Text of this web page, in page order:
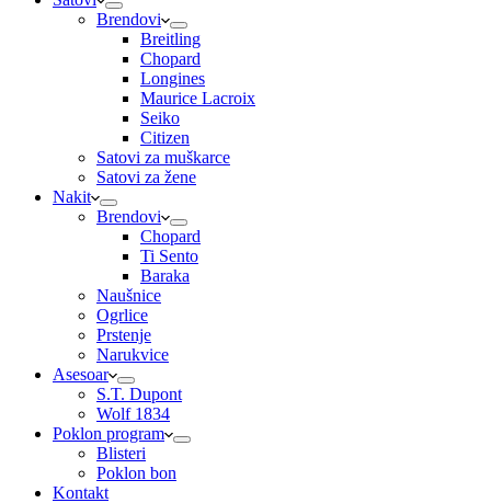
Brendovi
Breitling
Chopard
Longines
Maurice Lacroix
Seiko
Citizen
Satovi za muškarce
Satovi za žene
Nakit
Brendovi
Chopard
Ti Sento
Baraka
Naušnice
Ogrlice
Prstenje
Narukvice
Asesoar
S.T. Dupont
Wolf 1834
Poklon program
Blisteri
Poklon bon
Kontakt